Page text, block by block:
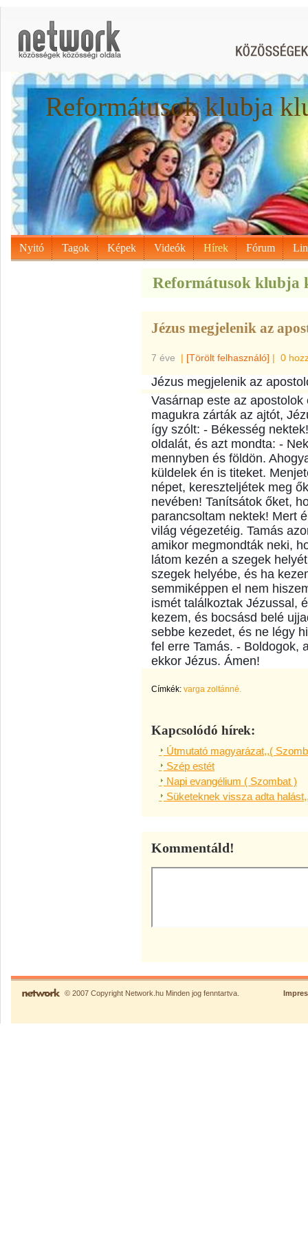
Reformátusok klubja
Nyitó Tagok Képek Videók Hírek Fórum
Reformátusok klubja
Jézus megjelenik az
7 éve | [Törölt felhasználó] | 0
Jézus megjelenik az
Vasárnap este az
magukra zárták az ajtót,
így szólt: - Békesség
oldalát, és azt mondta: -
mennyben és földön.
küldelek én is titeket.
népet, kereszteljétek meg
nevében! Tanítsátok őket,
parancsoltam nektek! Mert
világ végezetéig. Tamás
amikor megmondták neki,
látom kezén a szegek
szegek helyébe, és ha
semmiképpen el nem
ismét találkoztak Jézussal,
kezem, és bocsásd belé
sebbe kezedet, és ne légy
fel erre Tamás. - Boldogok,
ekkor Jézus. Ámen!
Címkék: varga zoltánné.
Kapcsolódó hírek:
Útmutató magyarázat,,(
Szép estét
Napi evangélium ( Szombat )
Süketeknek vissza adta
Kommentáld!
© 2007 Copyright Network.hu Minden jog fenntartva.